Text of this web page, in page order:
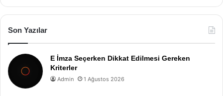
Son Yazılar
E İmza Seçerken Dikkat Edilmesi Gereken
Kriterler
Admin 1 Ağustos 2026